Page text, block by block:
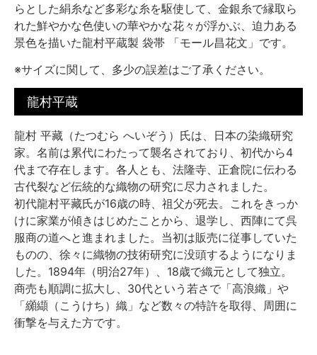
らとした絹糸など多彩な糸を駆使して、金銀糸で縁取ら
れた鮮やかな色使いの華やかな花々が浮かぶ、迫力ある
景色を描いた龍村平蔵製 袋帯 「モール昌花文」です。
※サイズに関して、多少の誤差はご了承ください。
龍村平蔵
龍村 平藏（たつむら へいぞう）氏は、日本の染織研究
家。名前は累代にわたって襲名されており、初代から4
代まで存在します。各人とも、法隆寺、正倉院に伝わる
古代裂など伝統的な織物の研究に尽力されました。
初代龍村平藏氏が16歳の時、祖父が死去。これをきっか
けに家業が傾きはじめたことから、退学し、西陣にて呉
服商の道へと進まれました。当初は販売に従事していた
ものの、徐々に織物の技術研究に没頭するようになりま
した。1894年（明治27年）、18歳で織元として独立。
商売も順調に拡大し、30代という若さで「高浪織」や
「纐纈（こうけち）織」など数々の特許を取得、周囲に
衝撃を与えた方です。